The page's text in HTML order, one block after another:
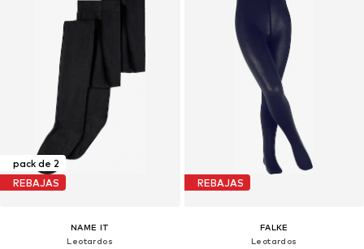
pack de 2
REBAJAS
NAME IT
Leotardos
REBAJAS
FALKE
Leotardos